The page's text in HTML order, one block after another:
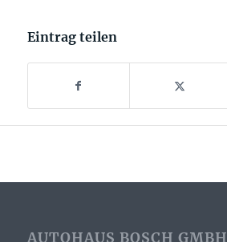
Eintrag teilen
AUTOHAUS BOSCH GMBH